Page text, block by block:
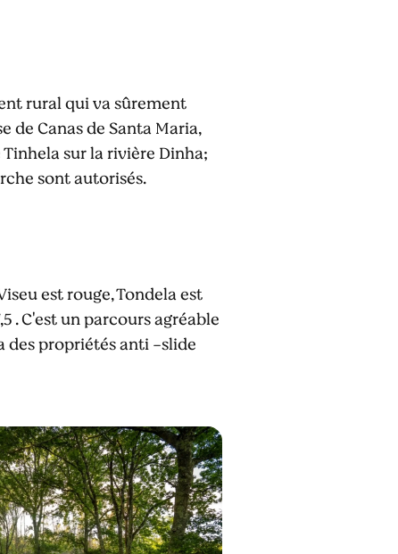
rural qui va sûrement
Canas de Santa Maria,
sur la rivière Dinha;
sont autorisés.
est rouge, Tondela est
. C'est un parcours agréable
des propriétés anti -slide